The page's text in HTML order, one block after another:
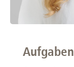
Aufgaben